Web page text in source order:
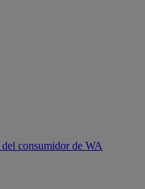
consumidor de WA